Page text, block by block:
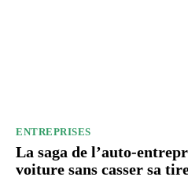
ENTREPRISES
La saga de l’auto-
voiture sans casser sa